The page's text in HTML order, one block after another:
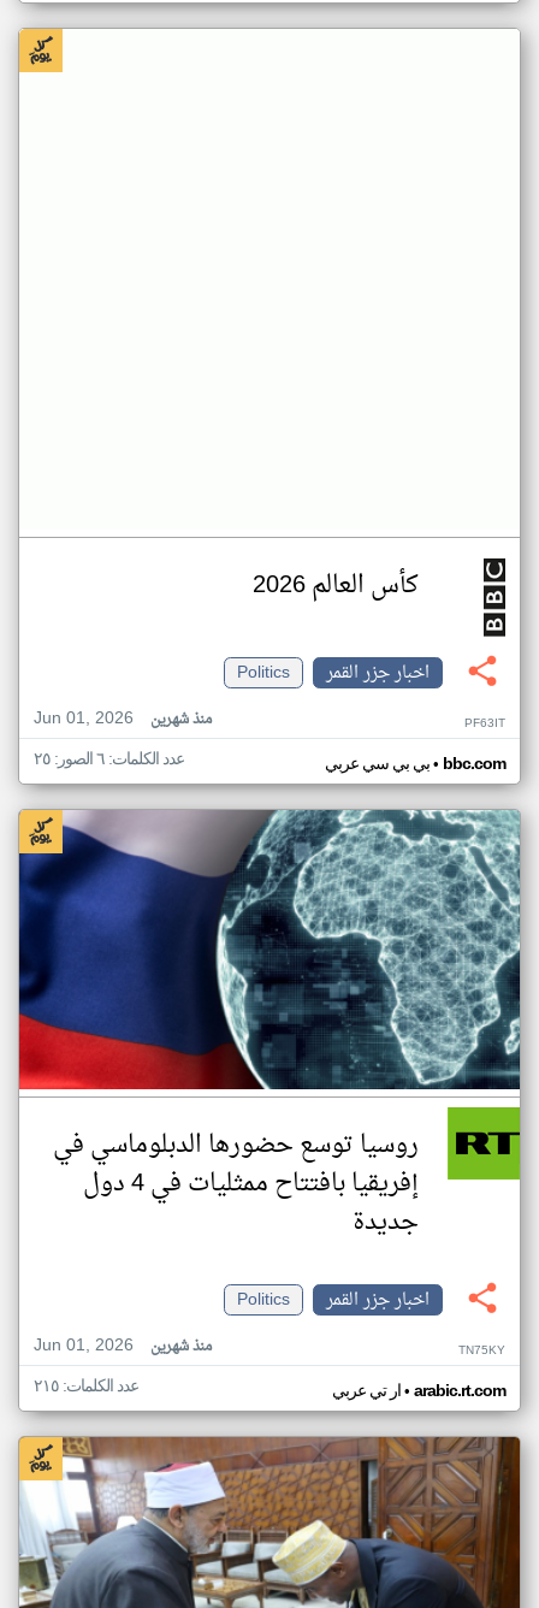
كأس العالم 2026
اخبار جزر القمر
Politics
Jun 01, 2026
منذ شهرين PF63IT
بي بي سي عربي• bbc.com عدد الكلمات: ٦ الصور: ٢٥
روسيا توسع حضورها الدبلوماسي في
إفريقيا بافتتاح ممثليات في 4 دول
جديدة
اخبار جزر القمر
Politics
Jun 01, 2026
منذ شهرين TN75KY
ار تي عربي• arabic.rt.com عدد الكلمات: ٢١٥